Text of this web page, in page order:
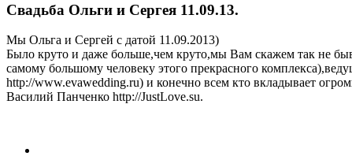
Свадьба Ольги и Сергея 11.09.13.
Мы Ольга и Сергей с датой 11.09.2013)
Было круто и даже больше,чем круто,мы Вам скажем так не
самому большому человеку этого прекрасного
http://www.evawedding.ru) и конечно всем кто вкладывает
Василий Панченко http://JustLove.su.